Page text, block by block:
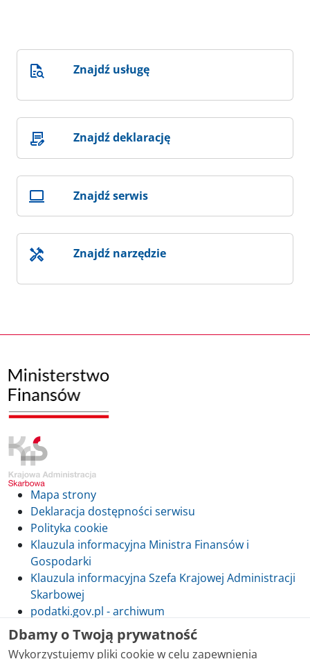
Znajdź usługę
Znajdź deklarację
Znajdź serwis
Znajdź narzędzie
Mapa strony
Deklaracja dostępności serwisu
Polityka cookie
Klauzula informacyjna Ministra Finansów i
Gospodarki
Klauzula informacyjna Szefa Krajowej Administracji
Skarbowej
podatki.gov.pl - archiwum
Dbamy o Twoją prywatność
Wykorzystujemy pliki cookie w celu zapewnienia